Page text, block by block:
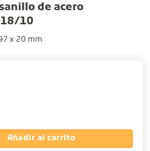
de acero
10
x 20 mm
de acero inoxidable 18/10 cantidad
Añadir al carrito